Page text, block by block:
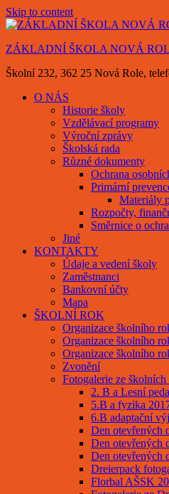
Skip to content
ZÁKLADNÍ ŠKOLA NOVÁ
Školní 232, 362 25 Nová Role,
O NÁS
Historie školy
Vzdělávací programy
Výroční zprávy
Školská rada
Různé dokumenty
Ochrana
Primární
Materiály
Rozpočty,
Směrnice o
Jiné
KONTAKTY
Údaje a vedení školy
Zaměstnanci
Bankovní účty
Mapa
ŠKOLNÍ ROK
Organizace školního
Organizace školního
Organizace školního
Zvonění
Fotogalerie ze školních
2. B a Lesní
5.B a fyzika
6.B adaptační
Den otevřených
Den otevřených
Den otevřených
Dreierpack
Florbal AŠSK